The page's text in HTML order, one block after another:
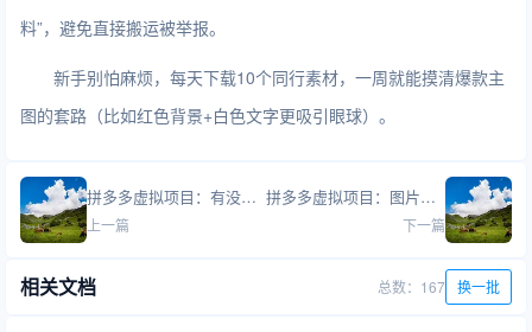
料”，避免直接搬运被举报。
新手别怕麻烦，每天下载10个同行素材，一周就能摸清爆款主
图的套路（比如红色背景+白色文字更吸引眼球）。
拼多多虚拟项目：有没有好用的客服工具？怎么设置自动回复？
上一篇
拼多多虚拟项目：图片处理用什么软件？不会PS怎么办？
下一篇
相关文档 总数：167 换一批